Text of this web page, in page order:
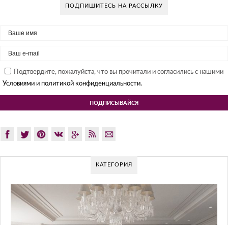
ПОДПИШИТЕСЬ НА РАССЫЛКУ
Подтвердите, пожалуйста, что вы прочитали и согласились с нашими
Условиями и политикой конфиденциальности.
КАТЕГОРИЯ
GLAZOV DESIGN
ПОДХОД К